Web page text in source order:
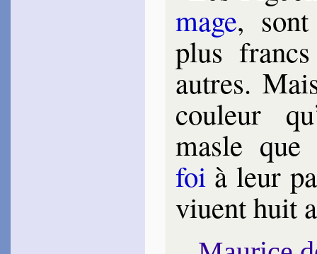
mage,
plus
autres.
cou­leur
masle que
foià leur
viuent huit